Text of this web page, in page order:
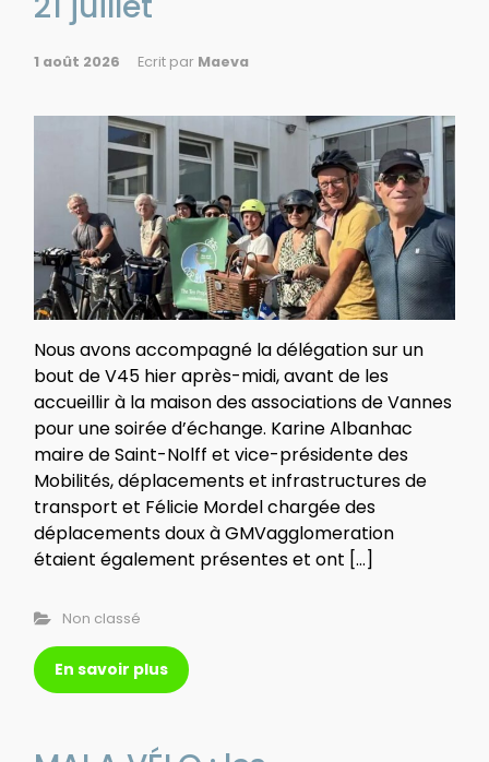
1 août 2026 Ecrit par Maeva
Nous avons accompagné la délégation sur un
bout de V45 hier après-midi, avant de les
accueillir à la maison des associations de Vannes
pour une soirée d’échange. Karine Albanhac
maire de Saint-Nolff et vice-présidente des
Mobilités, déplacements et infrastructures de
transport et Félicie Mordel chargée des
déplacements doux à GMVagglomeration
étaient également présentes et ont […]
Non classé
En savoir plus